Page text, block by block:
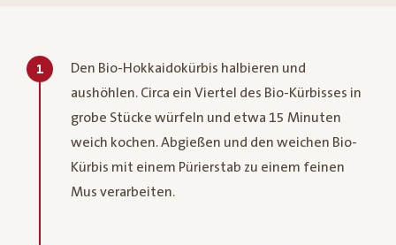
1
Den Bio-Hokkaidokürbis halbieren und
aushöhlen. Circa ein Viertel des Bio-Kürbisses in
grobe Stücke würfeln und etwa 15 Minuten
weich kochen. Abgießen und den weichen Bio-
Kürbis mit einem Pürierstab zu einem feinen
Mus verarbeiten.